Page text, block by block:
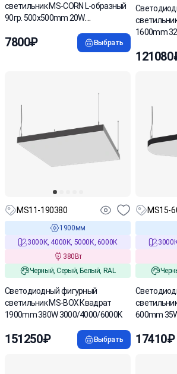
светильник MS-CORN L-образный
90гр. 500х500mm 20W
7800₽ Выбрать
1600mm
MS11-190380
1900мм
3000К, 4000К, 5000К, 6000К
380Вт
Черный, Серый, Белый, RAL
Cветодиодный фигурный
светильник MS-BOX Квадрат
1900mm 380W 3000/4000/6000K
151250₽ Выбрать
MS15-
600mm
17410₽